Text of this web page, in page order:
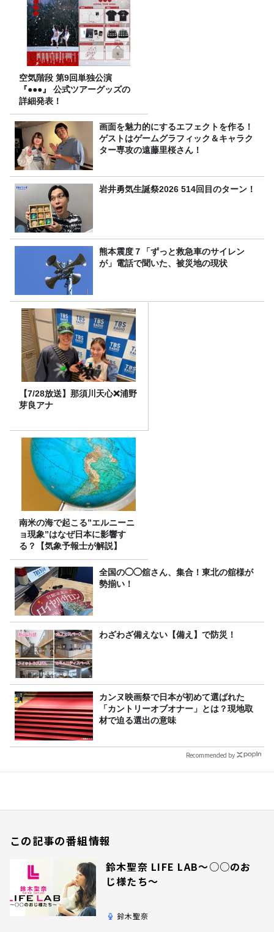
空気階段 第9回単独公演
『●●●』 公式ツアーグッズの
詳細発表！
画面を魅力的にするエフェクトを作る！
ゲストはゲームグラフィック＆キャラク
ター専攻の遠藤里桜さん！
岩井勇気生誕祭2026 514回目のターン！
熊本震度７「ずっと救急車のサイレン
が」電話で聞いた、被災地の現状
【7/28放送】那須川天心❌浦野
芽良アナ
南米の海で起こる”エルニーニ
ョ現象”はなぜ日本に影響す
る？【気象予報士が解説】
全国の◯◯舘さん、集合！東北の舘様が
勢揃い！
わざわざ備えない【備え】で防災！
カンヌ映画祭で日本が初めて選ばれた
「カントリーオブオナー」とは？現地取
材で迫る選出の意味
Recommended by
この記事の番組情報
鈴木聖奈 LIFE LAB～○○のお
じ様たち～
鈴木聖奈